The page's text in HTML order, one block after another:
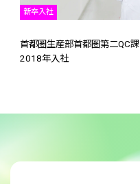
新卒入社
首都圏生産部首都圏第二QC課
2018年入社